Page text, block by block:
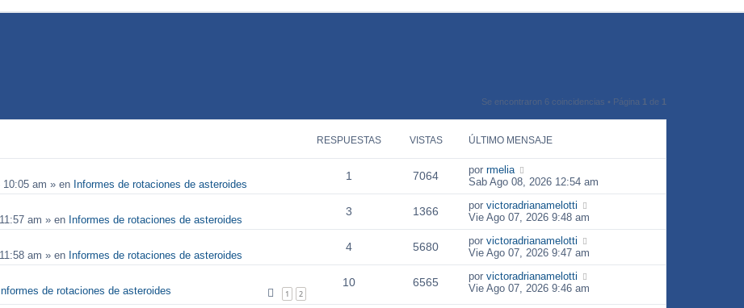
Se encontraron 6 coincidencias • Página 1 de 1
RESPUESTAS VISTAS ÚLTIMO MENSAJE
10:05 am » en Informes de rotaciones de asteroides
1 7064 por rmelia
Sab Ago 08, 2026 12:54 am
am » en Informes de rotaciones de asteroides
3 1366 por victoradrianamelotti
Vie Ago 07, 2026 9:48 am
am » en Informes de rotaciones de asteroides
4 5680 por victoradrianamelotti
Vie Ago 07, 2026 9:47 am
Informes de rotaciones de asteroides 1 2
10 6565 por victoradrianamelotti
Vie Ago 07, 2026 9:46 am